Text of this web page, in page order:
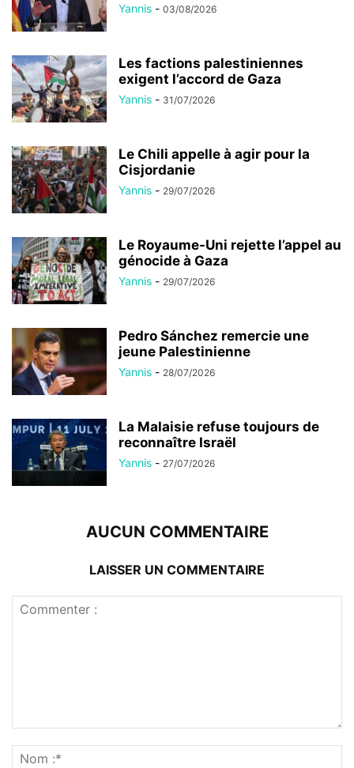
Yannis - 03/08/2026
Les factions palestiniennes
exigent l’accord de Gaza
Yannis - 31/07/2026
Le Chili appelle à agir pour la
Cisjordanie
Yannis - 29/07/2026
Le Royaume-Uni rejette l’appel au
génocide à Gaza
Yannis - 29/07/2026
Pedro Sánchez remercie une
jeune Palestinienne
Yannis - 28/07/2026
La Malaisie refuse toujours de
reconnaître Israël
Yannis - 27/07/2026
AUCUN COMMENTAIRE
LAISSER UN COMMENTAIRE